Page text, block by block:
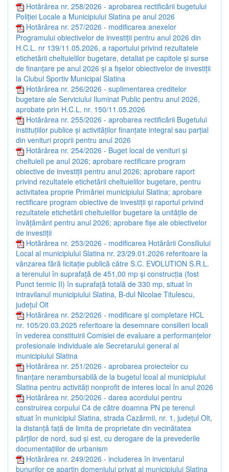
Hotărârea nr. 258/2026 - aprobarea rectificării bugetului
Poliţiei Locale a Municipiului Slatina pe anul 2026
Hotărârea nr. 257/2026 - modificarea anexelor
Programului obiectivelor de investiţii pentru anul 2026 din
H.C.L. nr 139/11.05.2026, a raportului privind rezultatele
etichetării cheltuielilor bugetare, detaliat pe capitole şi surse
de finanţare pe anul 2026 şi a fişelor obiectivelor de investiţii
la Clubul Sportiv Municipal Slatina
Hotărârea nr. 256/2026 - suplimentarea creditelor
bugetare ale Serviciului Iluminat Public pentru anul 2026,
aprobate prin H.C.L. nr. 150/11.05.2026
Hotărârea nr. 255/2026 - aprobarea rectificării Bugetului
instituţiilor publice și activităţilor finanţate integral sau parţial
din venituri proprii pentru anul 2026
Hotărârea nr. 254/2026 - Buget local de venituri şi
cheltuieli pe anul 2026; aprobare rectificare program
obiective de investiţii pentru anul 2026; aprobare raport
privind rezultatele etichetării cheltuielilor bugetare, pentru
activitatea proprie Primăriei municipiului Slatina; aprobare
rectificare program obiective de investiţii şi raportul privind
rezultatele etichetării cheltuielilor bugetare la unităţile de
învăţământ pentru anul 2026; aprobare fişe ale obiectivelor
de investiţii
Hotărârea nr. 253/2026 - modificarea Hotărârii Consiliului
Local al municipiului Slatina nr. 23/29.01.2026 referitoare la
vânzarea fără licitație publică către S.C. EVOLUTION S.R.L.
a terenului în suprafață de 451,00 mp și construcția (fost
Punct termic II) în suprafață totală de 330 mp, situat în
intravilanul municipiului Slatina, B-dul Nicolae Titulescu,
județul Olt
Hotărârea nr. 252/2026 - modificare și completare HCL
nr. 105/20.03.2025 referitoare la desemnare consilieri locali
în vederea constituirii Comisiei de evaluare a performanțelor
profesionale individuale ale Secretarului general al
municipiului Slatina
Hotărârea nr. 251/2026 - aprobarea proiectelor cu
finanțare nerambursabilă de la bugetul lcoal al municipiului
Slatina pentru activități nonprofit de interes local în anul 2026
Hotărârea nr. 250/2026 - darea acordului pentru
construirea corpului C4 de către doamna PN pe terenul
situat în municipiul Slatina, strada Cazărmii, nr. 1, județul Olt,
la distanță față de limita de proprietate din vecinătatea
părților de nord, sud și est, cu derogare de la prevederile
documentațiilor de urbanism
Hotărârea nr. 249/2026 - includerea în inventarul
bunurilor ce aparțin domeniului privat al municipiului Slatina